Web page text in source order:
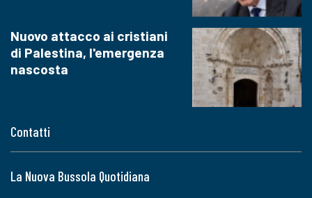
Contatti
La Nuova Bussola Quotidiana
Nuovo attacco ai cristiani
di Palestina, l'emergenza
nascosta